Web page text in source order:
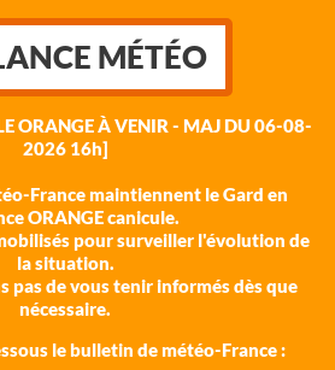
MÉTÉO
ORANGE À VENIR - MAJ DU 06-08-
2026 16h]
France maintiennent le Gard en
ORANGE canicule.
pour surveiller l'évolution de
la situation.
pas de vous tenir informés dès que
nécessaire.
le bulletin de météo-France :